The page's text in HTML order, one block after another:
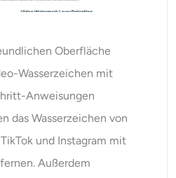
Oberfläche
Wasserzeichen mit
Anweisungen
das Wasserzeichen von
und Instagram mit
Außerdem